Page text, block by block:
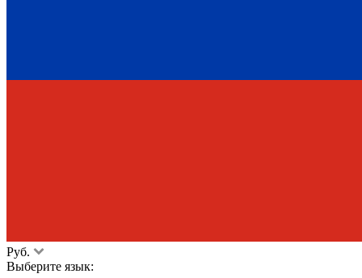
Руб.
Выберите язык: